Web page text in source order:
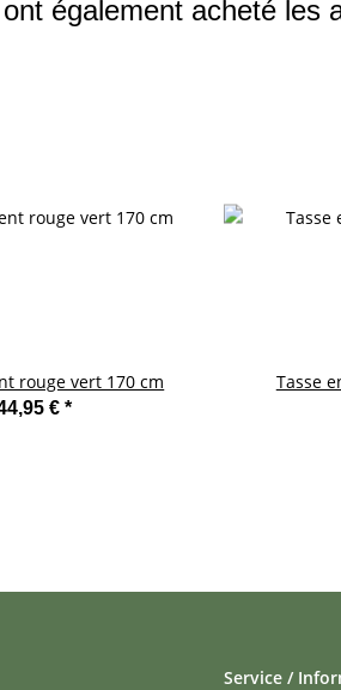
également acheté les
rouge vert 170 cm
€*
Tasse
Service /